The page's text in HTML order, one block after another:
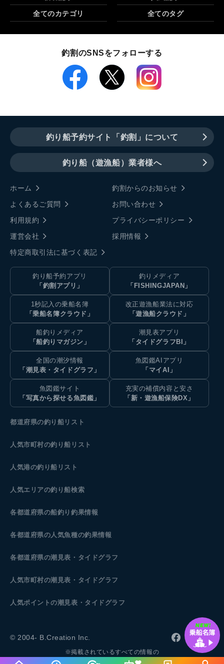
全てのカテゴリ 全てのタグ
釣割のSNSをフォローする
釣り船予約サイト「釣割」について
釣り船（遊漁船）業者様へ
ホーム
釣割からのお知らせ
よくあるご質問
お問い合わせ
利用規約
プライバシーポリシー
運営会社
採用情報
特定商取引法に基づく表記
釣り船予約アプリ
「釣割アプリ」
釣りメディア
「FISHINGJAPAN」
1秒記入の乗船名簿
「乗船名簿クラウド」
改正遊漁船業法に対応
「遊漁船クラウド」
船釣りメディア
「船釣りマガジン」
潮見表アプリ
「タイドグラフBI」
全国の潮汐情報
「潮見表・タイドグラフ」
魚図鑑AIアプリ
「マイAI」
魚図鑑サイト
「写真から探せる魚図鑑」
充実の補償内容と安さ
「新・遊漁船保険DX」
都道府県の釣り船リスト
人気市町村の釣り船リスト
人気港の釣り船リスト
人気エリアの釣り船検索
各都道府県の船釣り釣果情報
各都道府県の人気魚種の釣果情報
各都道府県の潮見表 ・タイドグラフ
人気市町村の潮見表・タイドグラフ
人気ポイントの潮見表・タイドグラフ
© 2004- B.Creation Inc.
※掲載されているすべての情報の
無断転載・転用・コピー等の行為は一切禁じます。